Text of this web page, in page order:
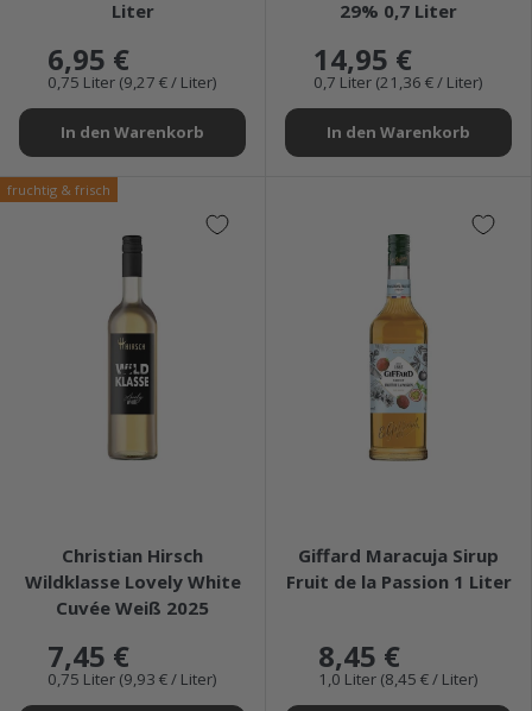
Liter
6,95 €
0,75 Liter (9,27 € / Liter)
In den Warenkorb
29% 0,7 Liter
14,95 €
0,7 Liter (21,36 € / Liter)
In den Warenkorb
fruchtig & frisch
Christian Hirsch
Wildklasse Lovely White
Cuvée Weiß 2025
7,45 €
0,75 Liter (9,93 € / Liter)
Giffard Maracuja Sirup
Fruit de la Passion 1 Liter
8,45 €
1,0 Liter (8,45 € / Liter)